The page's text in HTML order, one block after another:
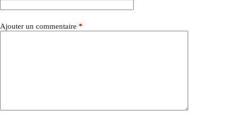
Ajouter un commentaire *